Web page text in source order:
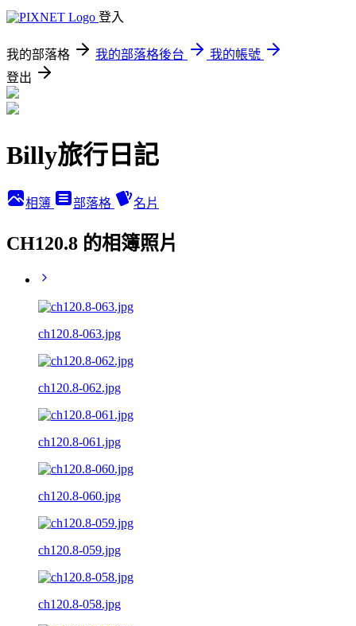
登入
我的部落格 我的部落格後台
我的帳號
登出
Billy旅行日記
相簿 部落格 名片
CH120.8 的相簿照片
ch120.8-063.jpg
ch120.8-062.jpg
ch120.8-061.jpg
ch120.8-060.jpg
ch120.8-059.jpg
ch120.8-058.jpg